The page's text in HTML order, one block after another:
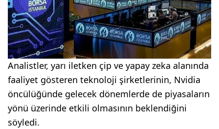
Analistler, yarı iletken çip ve yapay zeka alanında
faaliyet gösteren teknoloji şirketlerinin, Nvidia
öncülüğünde gelecek dönemlerde de piyasaların
yönü üzerinde etkili olmasının beklendiğini
söyledi.